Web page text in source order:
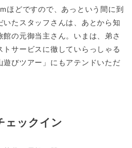
ほどですので、あっという間に到
たスタッフさんは、あとから知
館の元御当主さん。いまは、弟さ
トサービスに徹していらっしゃる
遊びツアー」にもアテンドいただ
ックイン